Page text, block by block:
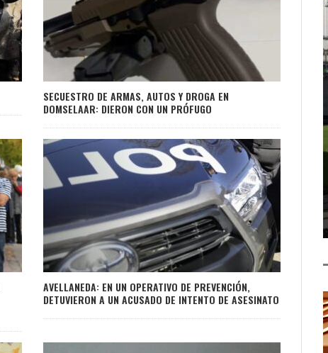
SECUESTRO DE ARMAS, AUTOS Y DROGA EN
DOMSELAAR: DIERON CON UN PRÓFUGO
AVELLANEDA: EN UN OPERATIVO DE PREVENCIÓN,
DETUVIERON A UN ACUSADO DE INTENTO DE ASESINATO